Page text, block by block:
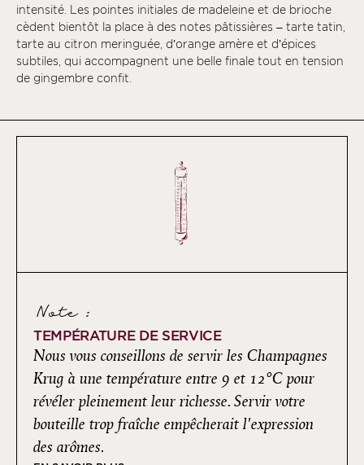
intensité. Les pointes initiales de madeleine et de brioche
cèdent bientôt la place à des notes pâtissières – tarte tatin,
tarte au citron meringuée, d’orange amère et d’épices
subtiles, qui accompagnent une belle finale tout en tension
de gingembre confit.
Note :
TEMPÉRATURE DE SERVICE
Nous vous conseillons de servir les Champagnes
Krug à une température entre 9 et 12°C pour
révéler pleinement leur richesse. Servir votre
bouteille trop fraîche empêcherait l'expression
des arômes.